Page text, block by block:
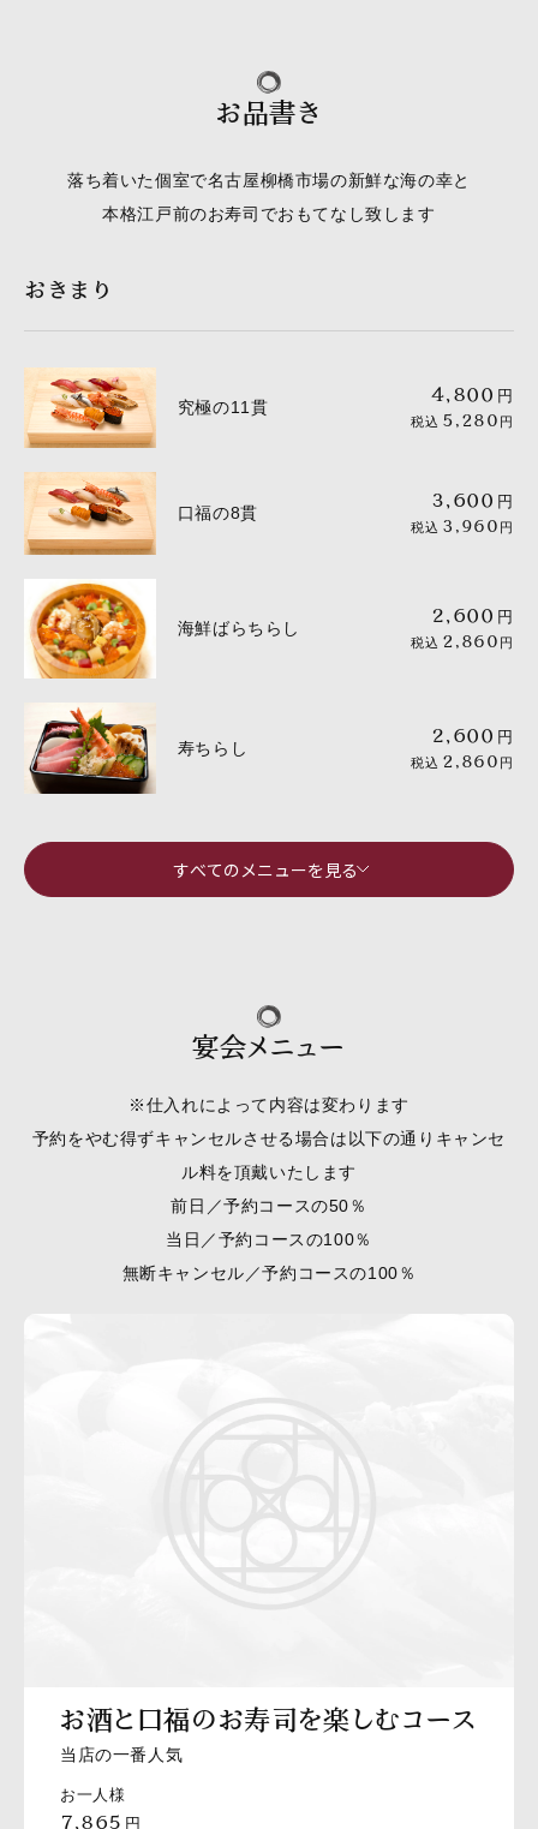
お品書き
落ち着いた個室で名古屋柳橋市場の新鮮な海の幸と
本格江戸前のお寿司でおもてなし致します
おきまり
究極の11貫
4,800 円
税込 5,280 円
口福の8貫
3,600 円
税込 3,960 円
海鮮ばらちらし
2,600 円
税込 2,860 円
寿ちらし
2,600 円
税込 2,860 円
すべてのメニューを見る
宴会メニュー
※仕入れによって内容は変わります
予約をやむ得ずキャンセルさせる場合は以下の通りキャンセ
ル料を頂戴いたします
前日／予約コースの50％
当日／予約コースの100％
無断キャンセル／予約コースの100％
お酒と口福のお寿司を楽しむコース
当店の一番人気
お一人様
7,865 円